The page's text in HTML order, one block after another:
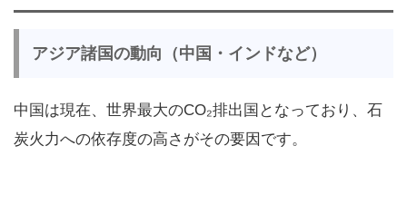
アジア諸国の動向（中国・インドなど）
中国は現在、世界最大のCO₂排出国となっており、石
炭火力への依存度の高さがその要因です。